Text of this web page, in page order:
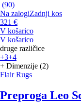
(90)
Na zalogiZadnji kos
321 €
V košarico
V košarico
druge različice
+3+4
+ Dimenzije (2)
Flair Rugs
Preproga Leo